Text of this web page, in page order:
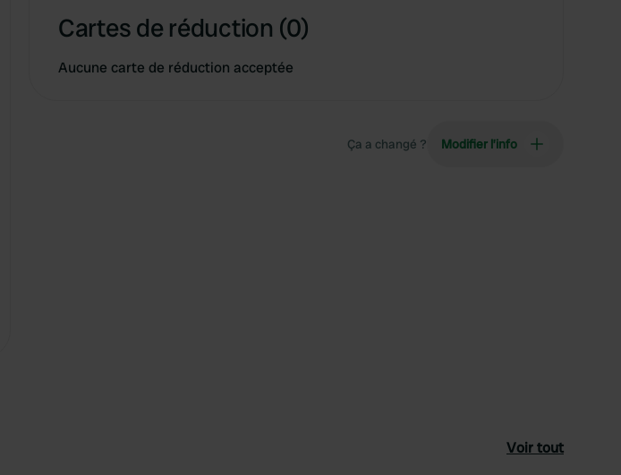
Cartes de réduction (0)
Aucune carte de réduction acceptée
Ça a changé ? Modifier l’info
Voir tout